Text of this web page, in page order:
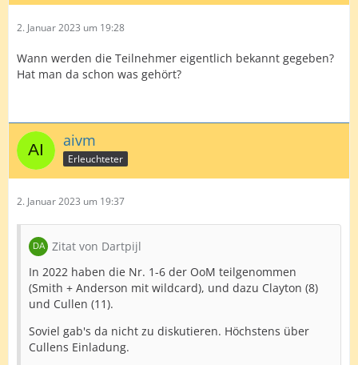
2. Januar 2023 um 19:28
Wann werden die Teilnehmer eigentlich bekannt gegeben?
Hat man da schon was gehört?
aivm
Erleuchteter
2. Januar 2023 um 19:37
Zitat von Dartpijl
In 2022 haben die Nr. 1-6 der OoM teilgenommen
(Smith + Anderson mit wildcard), und dazu Clayton (8)
und Cullen (11).
Soviel gab's da nicht zu diskutieren. Höchstens über
Cullens Einladung.